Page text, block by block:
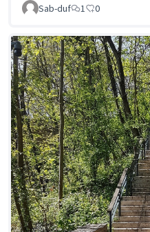
Sab-duf 1 0